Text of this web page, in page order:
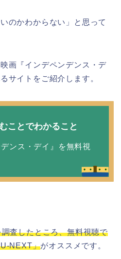
のかわからない」と思って
画『インデペンデンス・デ
サイトをご紹介します。
ことでわかること
ンス・デイ』を無料視
査したところ、無料視聴で
NEXT」がオススメです。